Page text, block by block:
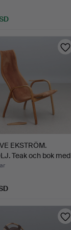
EKSTRÖM.
Teak och bok med